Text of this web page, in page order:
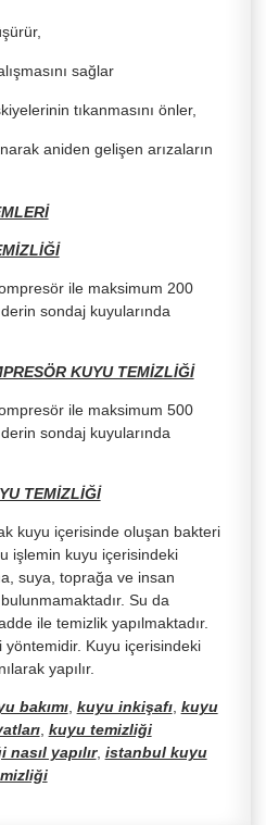
sağlar
tıkanmasını önler,
aniden gelişen arızaların
ile maksimum 200
sondaj kuyularında
KUYU TEMİZLİĞİ
ile maksimum 500
sondaj kuyularında
TEMİZLİĞİ
kuyu içerisinde oluşan bakteri
işlemin kuyu içerisindeki
suya, toprağa ve insan
Su da
ile temizlik yapılmaktadır.
Kuyu içerisindeki
yapılır.
bakımı, kuyu inkişafı, kuyu
, kuyu temizliği
yapılır, istanbul kuyu